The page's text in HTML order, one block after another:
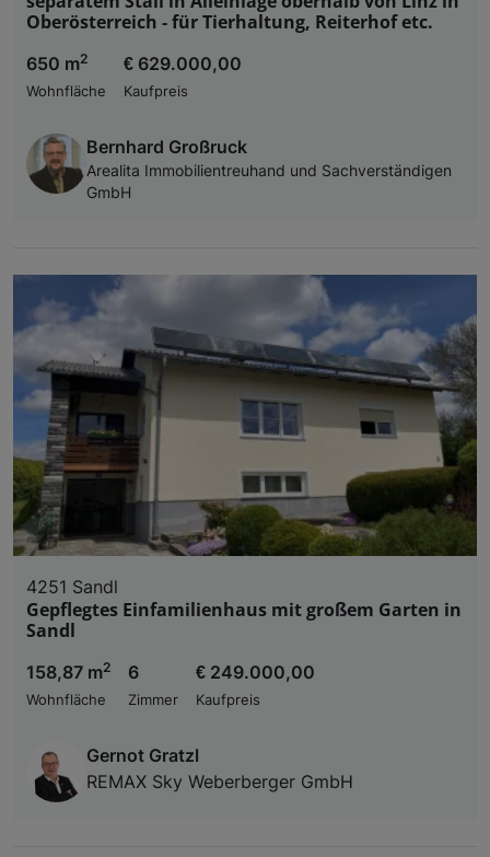
Oberösterreich - für Tierhaltung, Reiterhof etc.
650 m2
Wohnfläche
€ 629.000,00
Kaufpreis
Bernhard Großruck
Arealita Immobilientreuhand und Sachverständigen
GmbH
4251 Sandl
Gepflegtes Einfamilienhaus mit großem Garten in
Sandl
158,87 m2
Wohnfläche
6
Zimmer
€ 249.000,00
Kaufpreis
Gernot Gratzl
REMAX Sky Weberberger GmbH